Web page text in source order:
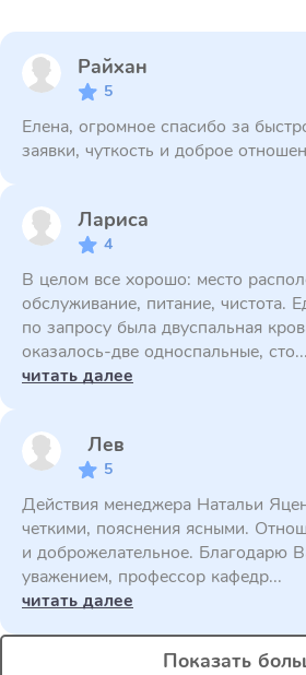
Райхан
5
Елена, огромное спасибо за
заявки, чуткость и доброе
Лариса
4
В целом все хорошо: место
обслуживание, питание, чистота.
по запросу была двуспальная
оказалось-две односпальные, сто...
читать далее
Лев
5
Действия менеджера Натальи
четкими, пояснения ясными.
и доброжелательное. Благодарю
уважением, профессор кафедр...
читать далее
Показать